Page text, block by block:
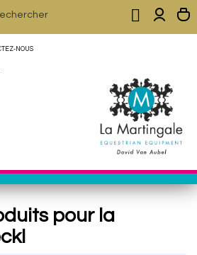

NOUS
pour la